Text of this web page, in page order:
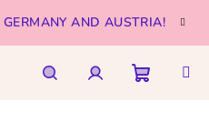
AND AUSTRIA!